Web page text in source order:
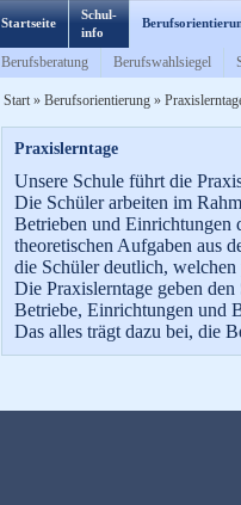
Startseite
Schul-
info
Berufsberatung Berufswahlsiegel
Start» Berufsorientierung»
Praxislerntage
Unsere Schule führt die
Die Schüler arbeiten im
Betrieben und Einrichtungen
theoretischen Aufgaben aus
die Schüler deutlich,
Die Praxislerntage geben
Betriebe, Einrichtungen und
Das alles trägt dazu bei, die